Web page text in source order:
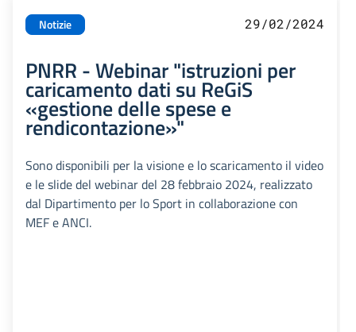
Notizie 29/02/2024
PNRR - Webinar "istruzioni per
caricamento dati su ReGiS
«gestione delle spese e
rendicontazione»"
Sono disponibili per la visione e lo scaricamento il video
e le slide del webinar del 28 febbraio 2024, realizzato
dal Dipartimento per lo Sport in collaborazione con
MEF e ANCI.